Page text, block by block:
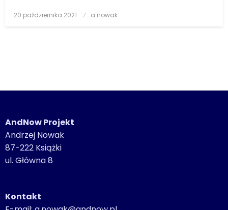
Posted
20 października 2021 a.nowak
AndNow Projekt
Andrzej Nowak
87-222 Książki
ul. Główna 8
Kontakt